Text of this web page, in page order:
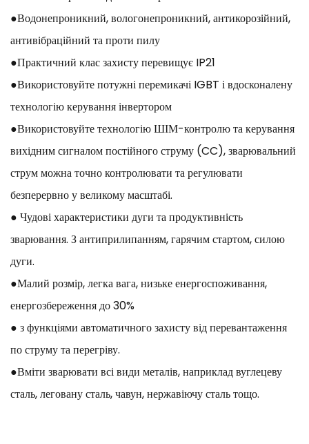
●Водонепроникний, вологонепроникний, антикорозійний,
антивібраційний та проти пилу
●Практичний клас захисту перевищує IP21
●Використовуйте потужні перемикачі IGBT і вдосконалену
технологію керування інвертором
●Використовуйте технологію ШІМ-контролю та керування
вихідним сигналом постійного струму (CC), зварювальний
струм можна точно контролювати та регулювати
безперервно у великому масштабі.
● Чудові характеристики дуги та продуктивність
зварювання. З антиприлипанням, гарячим стартом, силою
дуги.
●Малий розмір, легка вага, низьке енергоспоживання,
енергозбереження до 30%
● з функціями автоматичного захисту від перевантаження
по струму та перегріву.
●Вміти зварювати всі види металів, наприклад вуглецеву
сталь, леговану сталь, чавун, нержавіючу сталь тощо.